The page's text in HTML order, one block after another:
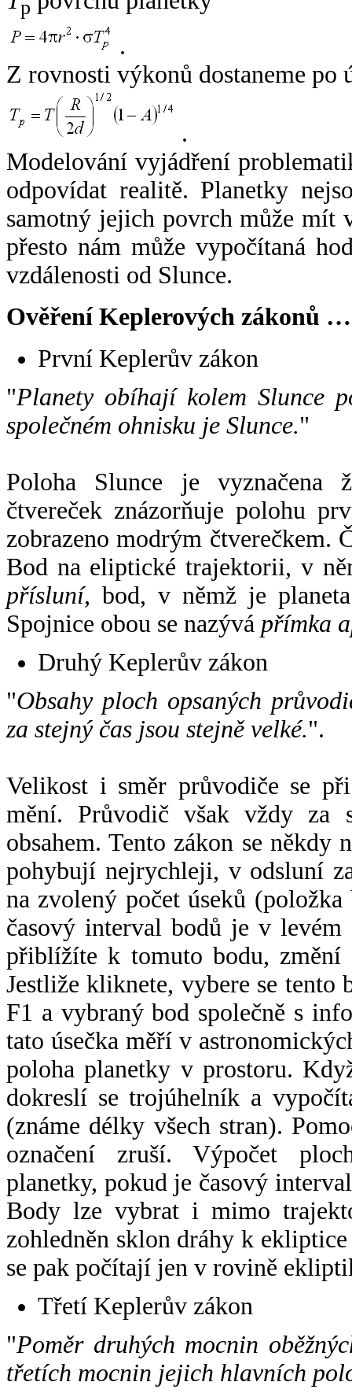
p
.
Z rovnosti výkonů dostaneme po
.
Modelování vyjádření
odpovídat realitě. Planetky
samotný jejich povrch může mít
přesto nám může vypočítaná
vzdálenosti od Slunce.
Ověření Keplerových zákonů …
První Keplerův zákon
"Planety obíhají kolem Slunce
společném ohnisku je Slunce."
Poloha Slunce je vyznačena
čtvereček znázorňuje polohu
zobrazeno modrým čtverečkem.
Bod na eliptické trajektorii, v
přísluní, bod, v němž je
Spojnice obou se nazývá přímka
Druhý Keplerův zákon
"Obsahy ploch opsaných
za stejný čas jsou stejně velké.".
Velikost i směr průvodiče se
mění. Průvodič však vždy za
obsahem. Tento zákon se někdy
pohybují nejrychleji, v odsluní
na zvolený počet úseků
časový interval bodů je v
přiblížíte k tomuto bodu,
Jestliže kliknete, vybere se tento
F1 a vybraný bod společně s
tato úsečka měří v
poloha planetky v prostoru.
dokreslí se trojúhelník a
(známe délky všech stran).
označení zruší. Výpočet
planetky, pokud je časový
Body lze vybrat i mimo
zohledněn sklon dráhy k
se pak počítají jen v rovině
Třetí Keplerův zákon
"Poměr druhých mocnin
třetích mocnin jejich hlavních